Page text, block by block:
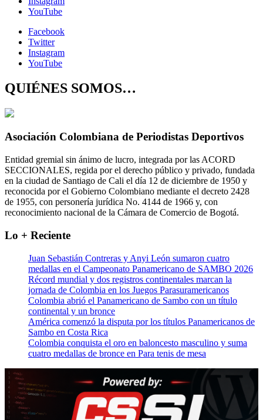
YouTube
Facebook
Twitter
Instagram
YouTube
QUIÉNES SOMOS…
Asociación Colombiana de Periodistas Deportivos
Entidad gremial sin ánimo de lucro, integrada por las ACORD
SECCIONALES, regida por el derecho público y privado, fundada
en la ciudad de Santiago de Cali el día 12 de diciembre de 1950 y
reconocida por el Gobierno Colombiano mediante el decreto 2428
de 1955, con personería jurídica No. 4144 de 1966 y, con
reconocimiento nacional de la Cámara de Comercio de Bogotá.
Lo + Reciente
Juan Sebastián Contreras y Anyi León sumaron cuatro
medallas en el Campeonato Panamericano de SAMBO 2026
Récord mundial y dos registros continentales marcan la
jornada de Colombia en los Juegos Parasuramericanos
Colombia abrió el Panamericano de Sambo con un título
continental y un bronce
América comenzó la disputa por los títulos Panamericanos de
Sambo en Costa Rica
Colombia conquista el oro en baloncesto masculino y suma
cuatro medallas de bronce en Para tenis de mesa